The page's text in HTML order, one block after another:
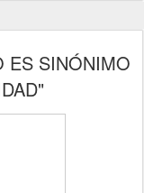
ES SINÓNIMO